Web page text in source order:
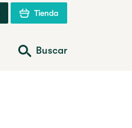
Tienda
Buscar